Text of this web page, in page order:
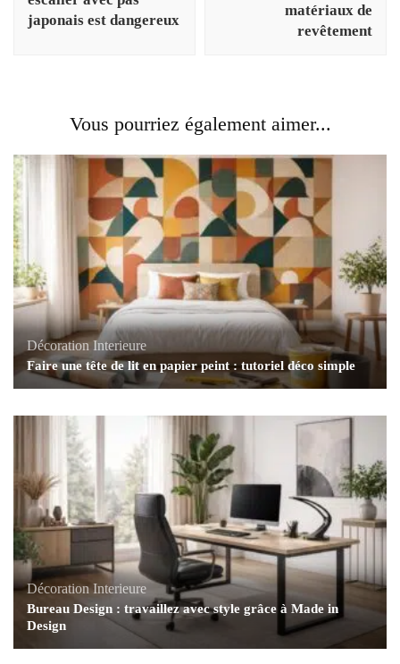
japonais est dangereux
matériaux de
revêtement
Vous pourriez également aimer...
Décoration Interieure
Faire une tête de lit en papier peint : tutoriel déco simple
Décoration Interieure
Bureau Design : travaillez avec style grâce à Made in
Design